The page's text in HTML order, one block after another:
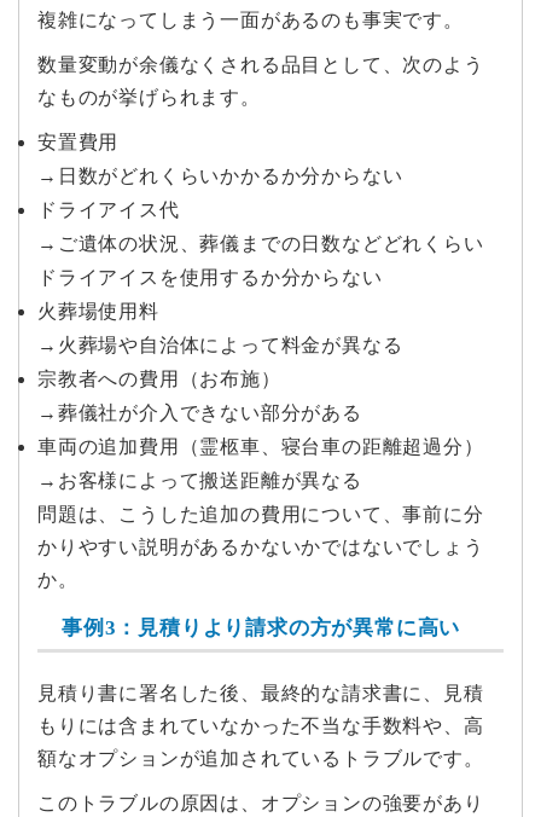
複雑になってしまう一面があるのも事実です。
数量変動が余儀なくされる品目として、次のよう
なものが挙げられます。
安置費用
→日数がどれくらいかかるか分からない
ドライアイス代
→ご遺体の状況、葬儀までの日数などどれくらい
ドライアイスを使用するか分からない
火葬場使用料
→火葬場や自治体によって料金が異なる
宗教者への費用（お布施）
→葬儀社が介入できない部分がある
車両の追加費用（霊柩車、寝台車の距離超過分）
→お客様によって搬送距離が異なる
問題は、こうした追加の費用について、事前に分
かりやすい説明があるかないかではないでしょう
か。
事例3：見積りより請求の方が異常に高い
見積り書に署名した後、最終的な請求書に、見積
もりには含まれていなかった不当な手数料や、高
額なオプションが追加されているトラブルです。
このトラブルの原因は、オプションの強要があり